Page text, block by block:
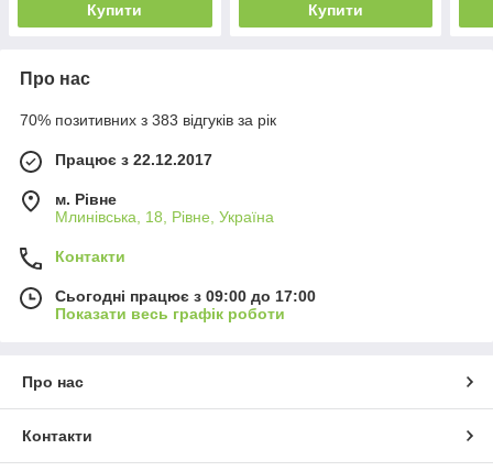
Купити Купити
Про нас
70% позитивних з 383 відгуків за рік
Працює з 22.12.2017
м. Рівне
Млинівська, 18, Рівне, Україна
Контакти
Сьогодні працює з 09:00 до 17:00
Показати весь графік роботи
Про нас
Контакти